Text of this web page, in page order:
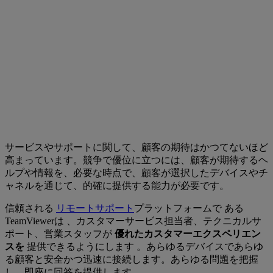
サービスやサポートに関して、顧客の期待はかつてないほど
高まっています。競争で優位に立つには、顧客が期待するヘ
ルプや情報を、必要な時点で、顧客が選択したデバイスやチ
ャネルを通じて、的確に提供する能力が必要です。
信頼される リモートサポート プラットフォームで ある
TeamViewerは 、カスタマーサービス担当者、テクニカルサ
ポート、営業スタッフが 優れたカスタマーエクスペリエン
スを 提供できるようにします 。あらゆるデバイスであらゆ
る顧客と安全かつ迅速に接続します。あらゆる問題を把握